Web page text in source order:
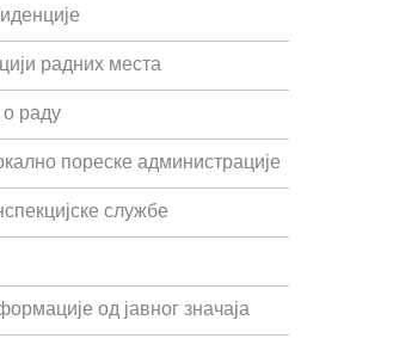
радних места
раду
пореске администрације
службе
од јавног значаја